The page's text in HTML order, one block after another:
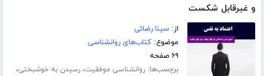
و غیرقابل شکست
از:سینا رضائی
موضوع:کتاب‌های روانشناسی
۶۹ صفحه
برچسب‌ها:روانشناسی موفقیت،رسیدن به خوشبختی،